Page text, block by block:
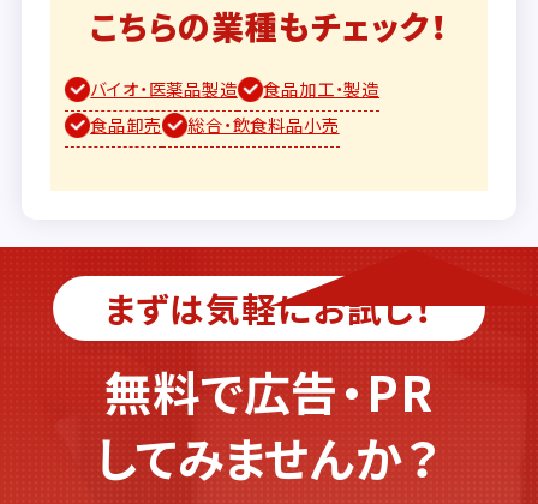
こちらの業種もチェック！
バイオ・医薬品製造
食品加工・製造
食品卸売
総合・飲食料品小売
まずは気軽にお試し！
無料で広告・PR
してみませんか？